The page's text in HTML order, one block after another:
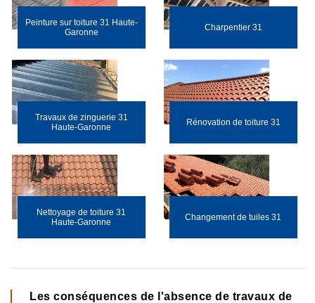
Peinture sur toiture 31 Haute-
Garonne
Charpentier 31
Travaux de zinguerie 31
Haute-Garonne
Rénovation de toiture 31
Nettoyage de toiture 31
Haute-Garonne
Changement de tuiles 31
Les conséquences de l'absence de travaux de